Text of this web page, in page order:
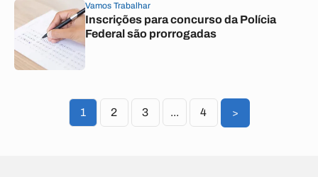
Vamos Trabalhar
Inscrições para concurso da Polícia
Federal são prorrogadas
1 2 3 ... 4 >